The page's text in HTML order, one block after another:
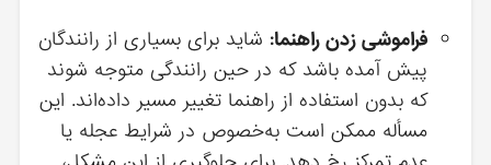
فراموشی زدن راهنما: شاید برای بسیاری از رانندگان
پیش آمده باشد که در حین رانندگی متوجه شوند
که بدون استفاده از راهنما تغییر مسیر داده‌اند. این
مسأله ممکن است به‌خصوص در شرایط عجله یا